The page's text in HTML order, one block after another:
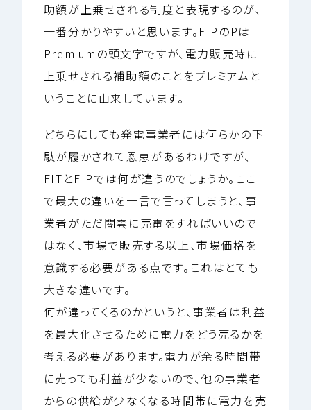
助額が上乗せされる制度と表現するのが、
一番分かりやすいと思います。FIPのPは
Premiumの頭文字ですが、電力販売時に
上乗せされる補助額のことをプレミアムと
いうことに由来しています。
どちらにしても発電事業者には何らかの下
駄が履かされて恩恵があるわけですが、
FITとFIPでは何が違うのでしょうか。ここ
で最大の違いを一言で言ってしまうと、事
業者がただ闇雲に売電をすればいいので
はなく、市場で販売する以上、市場価格を
意識する必要がある点です。これはとても
大きな違いです。
何が違ってくるのかというと、事業者は利益
を最大化させるために電力をどう売るかを
考える必要があります。電力が余る時間帯
に売っても利益が少ないので、他の事業者
からの供給が少なくなる時間帯に電力を売